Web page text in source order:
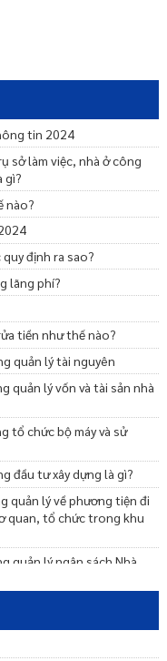
tin 2024
sở làm việc, nhà ở công
gì?
nào?
định ra sao?
lãng phí?
tiền như thế nào?
quản lý tài nguyên
quản lý vốn và tài sản nhà
tổ chức bộ máy và sử
đầu tư xây dựng là gì?
quản lý về phương tiện đi
quan, tổ chức trong khu
quản lý ngân sách Nhà
việc ban hành, thực hiện
nào?